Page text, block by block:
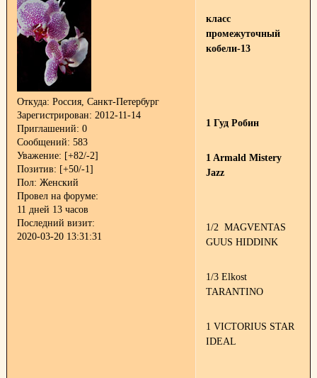
Откуда: Россия, Санкт-Петербург
Зарегистрирован: 2012-11-14
Приглашений: 0
Сообщений: 583
Уважение: [+82/-2]
Позитив: [+50/-1]
Пол: Женский
Провел на форуме:
11 дней 13 часов
Последний визит:
2020-03-20 13:31:31
класс
промежуточный
кобели-13
1 Гуд Робин
1 Armald Mistery
Jazz
1/2 MAGVENTAS
GUUS HIDDINK
1/3 Elkost
TARANTINO
1 VICTORIUS STAR
IDEAL